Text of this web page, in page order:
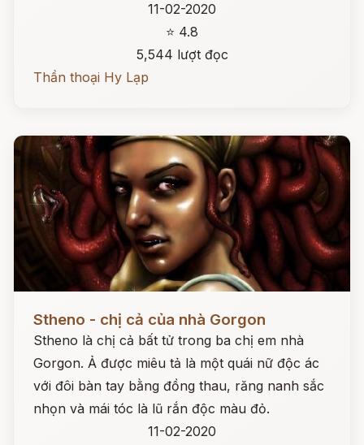
11-02-2020
⭐ 4.8
5,544 lượt đọc
Thần thoại Hy Lạp
Stheno - chị cả của nhà Gorgon
Stheno là chị cả bất tử trong ba chị em nhà
Gorgon. Ả được miêu tả là một quái nữ độc ác
với đôi bàn tay bằng đồng thau, răng nanh sắc
nhọn và mái tóc là lũ rắn độc màu đỏ.
11-02-2020